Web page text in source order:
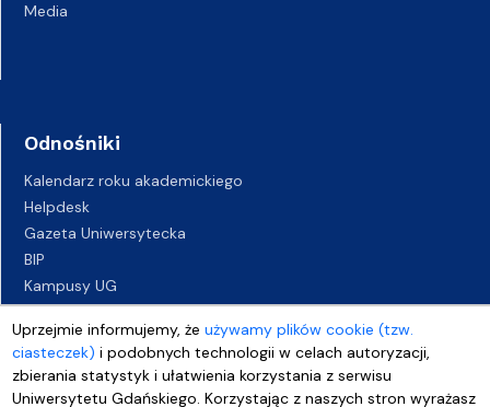
Uprzejmie informujemy, żeużywamy plików cookie (tzw.
ciasteczek) i podobnych technologii w celach autoryzacji,
zbierania statystyk i ułatwienia korzystania z serwisu
Uniwersytetu Gdańskiego. Korzystając z naszych stron wyrażasz
Media
Odnośniki
Kalendarz roku akademickiego
Helpdesk
Gazeta Uniwersytecka
BIP
Kampusy UG
Biuro Karier UG
Oferty pracy
Deklaracja dostępności